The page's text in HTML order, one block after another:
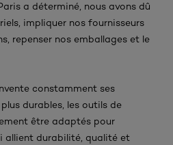
a déterminé, nous avons dû
impliquer nos fournisseurs
repenser nos emballages et le
constamment ses
durables, les outils de
être adaptés pour
allient durabilité, qualité et